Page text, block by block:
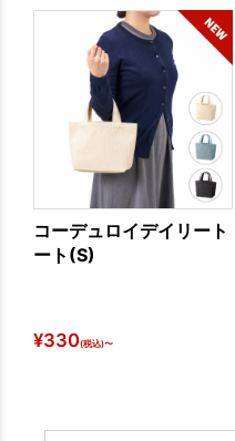
コーデュロイデイリート
ート(S)
¥330(税込)〜